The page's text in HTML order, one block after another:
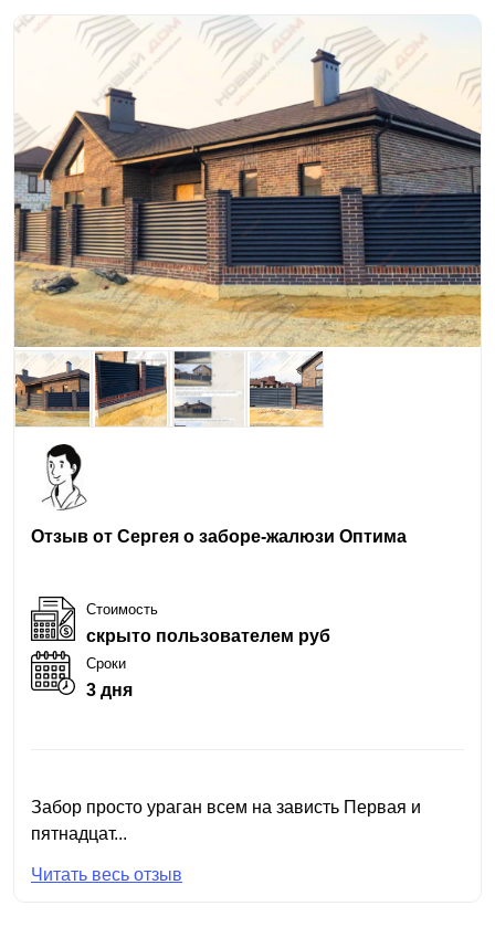
Отзыв от Сергея о заборе-жалюзи Оптима
Стоимость
скрыто пользователем руб
Сроки
3 дня
Забор просто ураган всем на зависть Первая и
пятнадцат...
Читать весь отзыв